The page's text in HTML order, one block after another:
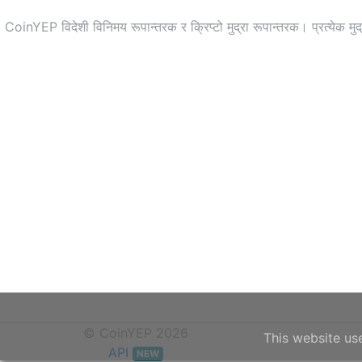
CoinYEP विदेशी विनिमय रूपान्तरक र क्रिप्टो मुद्रा रूपान्तरक। प्रत्येक
API NEW
This website